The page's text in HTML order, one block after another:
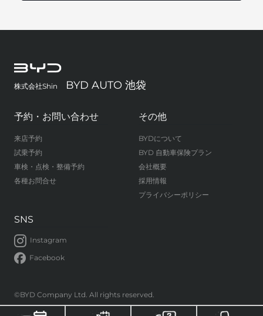
株式会社Shin BYD AUTO 池袋
予約・お問い合わせ
来店予約
試乗予約
車検・点検・整備予約
各種お問合せ
その他
BYDについて
BYD 自動車保険プラン
会社概要
採用情報
プライバシーポリシー
SNS
Instagram
Facebook
©BYD Company Ltd. All rights reserved.